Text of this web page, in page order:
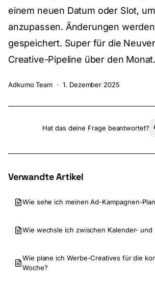
einem neuen Datum oder Slot,
anzupassen. Änderungen
gespeichert. Super für die
Creative-Pipeline über den Monat.
Adkumo Team · 1. Dezember 2025
Hat das deine Frage beantwortet?
Verwandte Artikel
Wie sehe ich meinen Ad-Kampagnen-
Wie wechsle ich zwischen Kalender- und
Wie plane ich Werbe-Creatives für die
Woche?